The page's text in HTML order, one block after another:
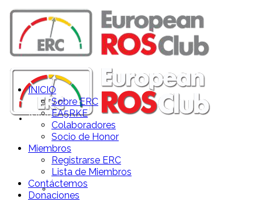
INICIO
Sobre ERC
INICIO
Sobre ERC
EA5RKE
Colaboradores
Socio de Honor
Miembros
Registrarse ERC
Lista de Miembros
Contáctemos
Donaciones